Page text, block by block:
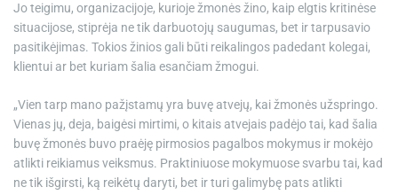
Jo teigimu, organizacijoje, kurioje žmonės žino, kaip elgtis kritinėse
situacijose, stiprėja ne tik darbuotojų saugumas, bet ir tarpusavio
pasitikėjimas. Tokios žinios gali būti reikalingos padedant kolegai,
klientui ar bet kuriam šalia esančiam žmogui.
„Vien tarp mano pažįstamų yra buvę atvejų, kai žmonės užspringo.
Vienas jų, deja, baigėsi mirtimi, o kitais atvejais padėjo tai, kad šalia
buvę žmonės buvo praėję pirmosios pagalbos mokymus ir mokėjo
atlikti reikiamus veiksmus. Praktiniuose mokymuose svarbu tai, kad
ne tik išgirsti, ką reikėtų daryti, bet ir turi galimybę pats atlikti